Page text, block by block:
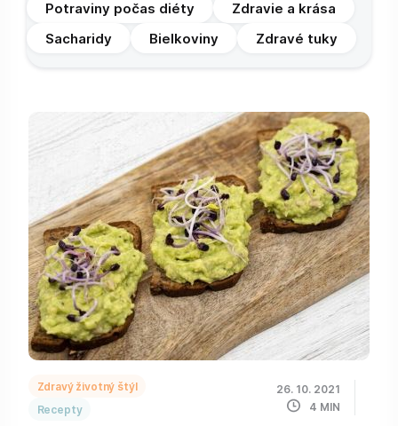
Potraviny počas diéty
Zdravie a krása
Sacharidy
Bielkoviny Zdravé tuky
Zdravý životný štýl
Recepty
26. 10. 2021
4 MIN